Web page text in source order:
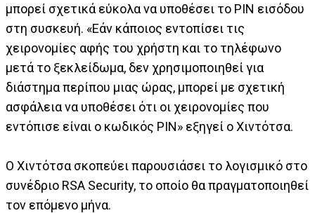
μπορεί σχετικά εύκολα να υποθέσει το PIN εισόδου
στη συσκευή. «Εάν κάποιος εντοπίσει τις
χειρονομίες αφής του χρήστη και το τηλέφωνο
μετά το ξεκλείδωμα, δεν χρησιμοποιηθεί για
διάστημα περίπου μιας ώρας, μπορεί με σχετική
ασφάλεια να υποθέσει ότι οι χειρονομίες που
εντόπισε είναι ο κωδικός PIN» εξηγεί ο Χιντότσα.
Ο Χιντότσα σκοπεύει παρουσιάσει το λογισμικό στο
συνέδριο RSA Security, το οποίο θα πραγματοποιηθεί
τον επόμενο μήνα.